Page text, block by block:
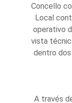
Concello
Local
operativo
vista
dentro
A través